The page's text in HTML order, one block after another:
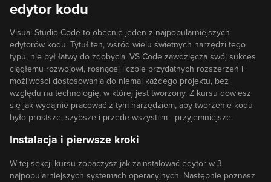
edytor kodu
Visual Studio Code to obecnie jeden z najpopularniejszych
edytorów kodu. Tytuł ten, wśród wielu świetnych narzędzi tego
typu, nie był łatwy do zdobycia. VS Code zawdzięcza swój sukces
ciągłemu rozwojowi, rosnącej liczbie przydatnych rozszerzeń i
możliwości dostosowania do niemal każdego projektu, bez
względu na technologię, w której jest tworzony. Z kursu dowiesz
się jak wydajnie pracować z tym narzędziem, aby tworzenie kodu
było prostsze, szybsze i przede wszystiim - przyjemniejsze.
Instalacja i pierwsze kroki
W tej sekcji kursu zobaczysz jak zainstalować edytor w 3
najpopularniejszych systemach operacyjnych. Następnie poznasz